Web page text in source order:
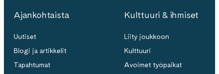
Ajankohtaista
Uutiset
Blogi ja artikkelit
Tapahtumat
Kulttuuri & ihmiset
Liity joukkoon
Kulttuuri
Avoimet työpaikat